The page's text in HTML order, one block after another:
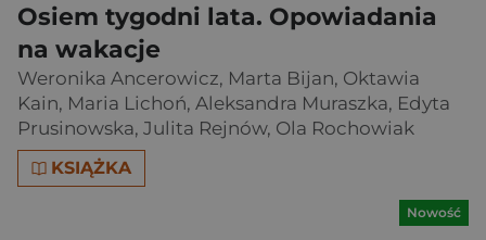
Osiem tygodni lata. Opowiadania
na wakacje
Weronika Ancerowicz, Marta Bijan, Oktawia
Kain, Maria Lichoń, Aleksandra Muraszka, Edyta
Prusinowska, Julita Rejnów, Ola Rochowiak
KSIĄŻKA
Nowość